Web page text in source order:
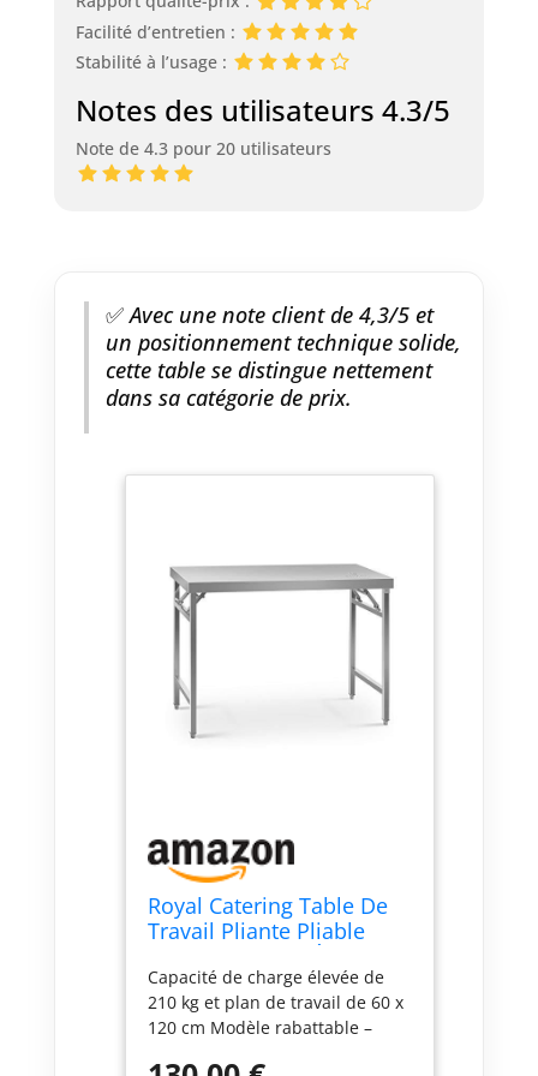
Facilité d’entretien :
Stabilité à l’usage :
Notes des utilisateurs 4.3/5
Note de 4.3 pour 20 utilisateurs
✅Avec une note client de 4,3/5 et
un positionnement technique solide,
cette table se distingue nettement
dans sa catégorie de prix.
Royal Catering Table De
Travail Pliante Pliable
Pliant Professionnel
RCAT-120/60KE (Capacité
De 210 kg, Surface De 60
x 120 cm, Pieds Réglables
Capacité de charge élevée de
210 kg et plan de travail de 60 x
120 cm Modèle rabattable –